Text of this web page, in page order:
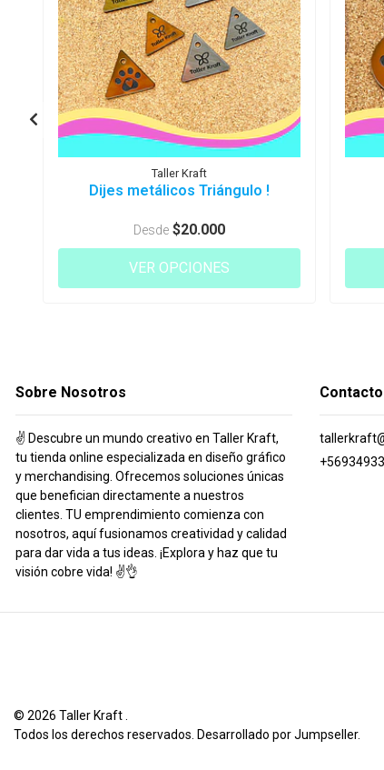
Taller Kraft
Dijes metálicos Triángulo !
Desde$20.000
VER OPCIONES
Sobre Nosotros
✌️ Descubre un mundo creativo en Taller Kraft,
tu tienda online especializada en diseño gráfico
y merchandising. Ofrecemos soluciones únicas
que benefician directamente a nuestros
clientes. TU emprendimiento comienza con
nosotros, aquí fusionamos creatividad y calidad
para dar vida a tus ideas. ¡Explora y haz que tu
visión cobre vida! ✌️👌
Contacto
© 2026 Taller Kraft .
Todos los derechos reservados. Desarrollado por Jumpseller.